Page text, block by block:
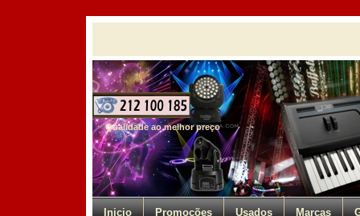
Qualidade ao melhor preço
Inicio Promoções Usados Marcas